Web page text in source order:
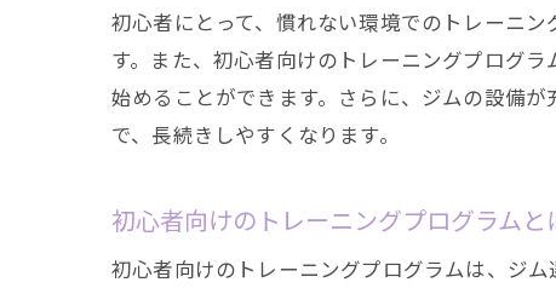
初心者にとって、慣れない環境でのトレーニ
す。また、初心者向けのトレーニングプログ
始めることができます。さらに、ジムの設備
で、長続きしやすくなります。
初心者向けのトレーニングプログラムと
初心者向けのトレーニングプログラムは、ジ